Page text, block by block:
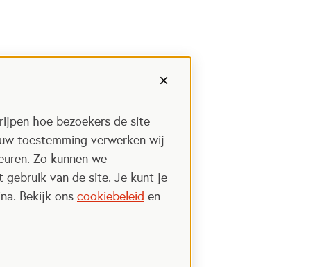
hoe bezoekers de site
toestemming verwerken wij
Zo kunnen we
gebruik van de site. Je kunt je
Bekijk ons cookiebeleid en